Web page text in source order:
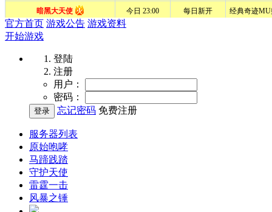
官方首页 游戏公告 游戏资料
开始游戏
登陆
注册
用户：
密码：
忘记密码 免费注册
服务器列表
原始咆哮
马蹄践踏
守护天使
雷霆一击
风暴之锤